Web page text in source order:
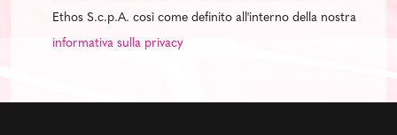
Ethos S.c.p.A. così come definito all'interno della nostra
informativa sulla privacy